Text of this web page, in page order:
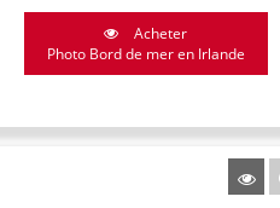
Acheter
Photo Bord de mer en Irlande